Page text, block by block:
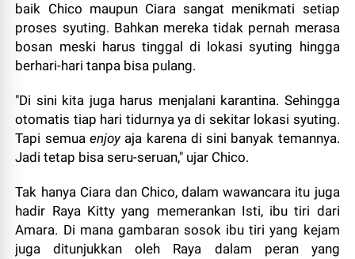
baik Chico maupun Ciara sangat menikmati setiap
proses syuting. Bahkan mereka tidak pernah merasa
bosan meski harus tinggal di lokasi syuting hingga
berhari-hari tanpa bisa pulang.
"Di sini kita juga harus menjalani karantina. Sehingga
otomatis tiap hari tidurnya ya di sekitar lokasi syuting.
Tapi semuaenjoy aja karena di sini banyak temannya.
Jadi tetap bisa seru-seruan," ujar Chico.
Tak hanya Ciara dan Chico, dalam wawancara itu juga
hadir Raya Kitty yang memerankan Isti, ibu tiri dari
Amara. Di mana gambaran sosok ibu tiri yang kejam
juga ditunjukkan oleh Raya dalam peran yang